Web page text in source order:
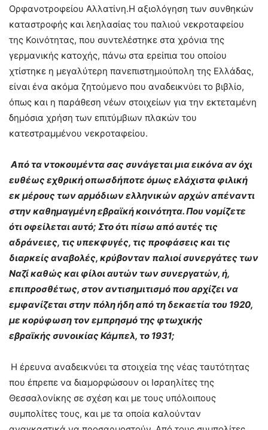
Ορφανοτροφείου Αλλατίνη.Η αξιολόγηση των συνθηκών
καταστροφής και λεηλασίας του παλιού νεκροταφείου
της Κοινότητας, που συντελέστηκε στα χρόνια της
γερμανικής κατοχής, πάνω στα ερείπια του οποίου
χτίστηκε η μεγαλύτερη πανεπιστημιούπολη της Ελλάδας,
είναι ένα ακόμα ζητούμενο που αναδεικνύει το βιβλίο,
όπως και η παράθεση νέων στοιχείων για την εκτεταμένη
δημόσια χρήση των επιτύμβιων πλακών του
κατεστραμμένου νεκροταφείου.
Από τα ντοκουμέντα σας συνάγεται μια εικόνα αν όχι
ευθέως εχθρική οπωσδήποτε όμως ελάχιστα φιλική
εκ μέρους των αρμόδιων ελληνικών αρχών απέναντι
στην καθημαγμένη εβραϊκή κοινότητα. Που νομίζετε
ότι οφείλεται αυτό; Στο ότι πίσω από αυτές τις
αδράνειες, τις υπεκφυγές, τις προφάσεις και τις
διαρκείς αναβολές, κρύβονταν παλιοί συνεργάτες των
Ναζί καθώς και φίλοι αυτών των συνεργατών, ή,
επιπροσθέτως, στον αντισημιτισμό που αρχίζει να
εμφανίζεται στην πόλη ήδη από τη δεκαετία του 1920,
με κορύφωση τον εμπρησμό της φτωχικής
εβραϊκής συνοικίας Κάμπελ, το 1931;
Η έρευνα αναδεικνύει τα στοιχεία της νέας ταυτότητας
που έπρεπε να διαμορφώσουν οι Ισραηλίτες της
Θεσσαλονίκης σε σχέση και με τους υπόλοιπους
συμπολίτες τους, και με τα οποία καλούνταν